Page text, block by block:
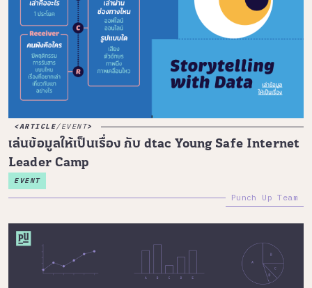
ARTICLE/EVENT
เล่นข้อมูลให้เป็นเรื่อง กับ dtac Young Safe Internet
Leader Camp
EVENT
Punch Up Team